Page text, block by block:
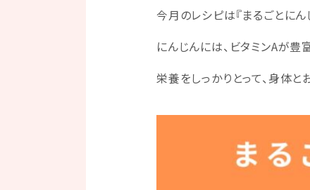
今月のレシピは『まるごとにん
にんじんには、ビタミンAが豊
栄養をしっかりとって、身体と